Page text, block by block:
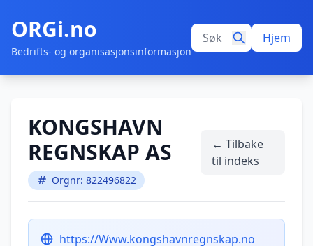
ORGi.no
Bedrifts- og organisasjonsinformasjon
Hjem
KONGSHAVN
REGNSKAP AS
Orgnr: 822496822
← Tilbake
til indeks
https://Www.kongshavnregnskap.no